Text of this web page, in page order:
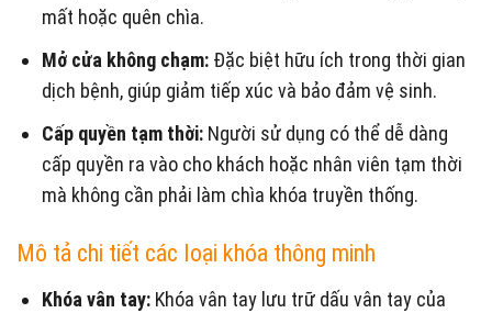
mất hoặc quên chìa.
Mở cửa không chạm: Đặc biệt hữu ích trong thời gian
dịch bệnh, giúp giảm tiếp xúc và bảo đảm vệ sinh.
Cấp quyền tạm thời: Người sử dụng có thể dễ dàng
cấp quyền ra vào cho khách hoặc nhân viên tạm thời
mà không cần phải làm chìa khóa truyền thống.
Mô tả chi tiết các loại khóa thông minh
Khóa vân tay: Khóa vân tay lưu trữ dấu vân tay của